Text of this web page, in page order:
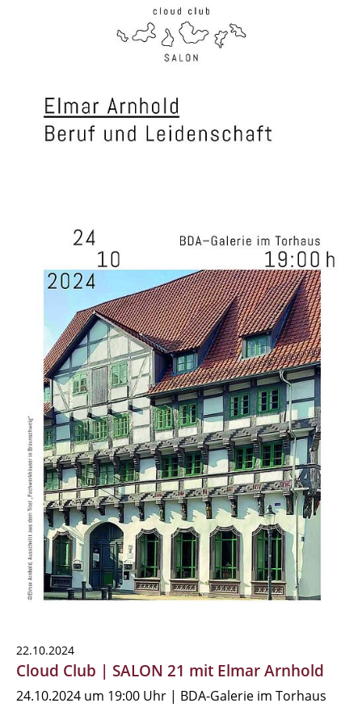
22.10.2024
Cloud Club | SALON 21 mit Elmar Arnhold
24.10.2024 um 19:00 Uhr | BDA-Galerie im Torhaus